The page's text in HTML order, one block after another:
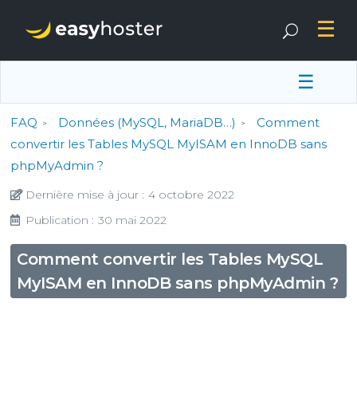
☰
FAQ Données (MySQL, MariaDB…)
Comment
convertir les Tables MySQL MyISAM en InnoDB sans
phpMyAdmin ?
Dernière mise à jour : 4 octobre 2022
Publication : 30 mai 2022
Comment convertir les Tables MySQL
MyISAM en InnoDB sans phpMyAdmin ?